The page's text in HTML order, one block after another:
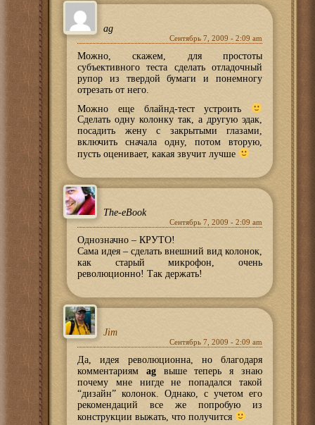
ag
Сентябрь 7, 2009 - 2:09 am
Можно, скажем, для простоты
субъективного теста сделать отладочный
рупор из твердой бумаги и понемногу
отрезать от него.
Можно еще блайнд-тест устроить
Сделать одну колонку так, а другую эдак,
посадить жену с закрытыми глазами,
включить сначала одну, потом вторую,
пусть оценивает, какая звучит лучше
The-eBook
Сентябрь 7, 2009 - 2:09 am
Однозначно – КРУТО!
Сама идея – сделать внешний вид колонок,
как старый микрофон, очень
революционно! Так держать!
Jim
Сентябрь 7, 2009 - 2:09 am
Да, идея революционна, но благодаря
комментариям agвыше теперь я знаю
почему мне нигде не попадался такой
“дизайн” колонок. Однако, с учетом его
рекомендаций все же попробую из
конструкции выжать, что получится